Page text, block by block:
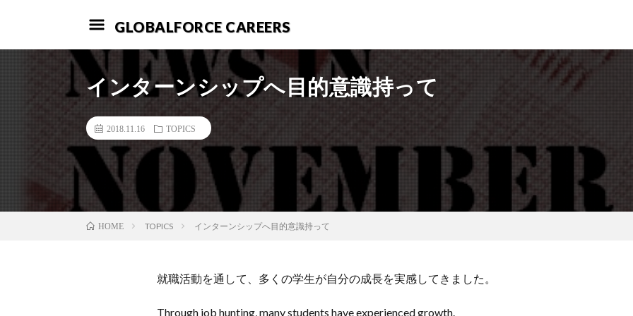
GLOBALFORCE CAREERS
インターンシップへ目的意識持って
2018.11.16 TOPICS
HOME TOPICS インターンシップへ目的意識持って
就職活動を通して、多くの学生が自分の成長を実感してきました。
Through job hunting, many students have experienced growth.